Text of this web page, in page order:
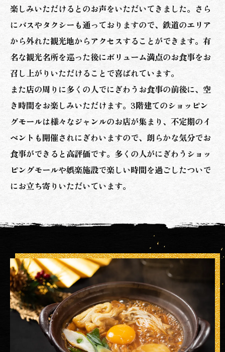
楽しみいただけるとのお声をいただいてきました。さら
にバスやタクシーも通っておりますので、鉄道のエリア
から外れた観光地からアクセスすることができます。有
名な観光名所を巡った後にボリューム満点のお食事をお
召し上がりいただけることで喜ばれています。
また店の周りに多くの人でにぎわうお食事の前後に、空
き時間をお楽しみいただけます。3階建てのショッピン
グモールは様々なジャンルのお店が集まり、不定期のイ
ベントも開催されにぎわいますので、朗らかな気分でお
食事ができると高評価です。多くの人がにぎわうショッ
ピングモールや娯楽施設で楽しい時間を過ごしたついで
にお立ち寄りいただいています。